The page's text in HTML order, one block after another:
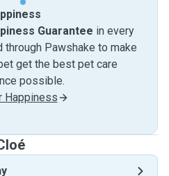
Guarantee in every
through Pawshake to make
get the best pet care
possible.
Happiness